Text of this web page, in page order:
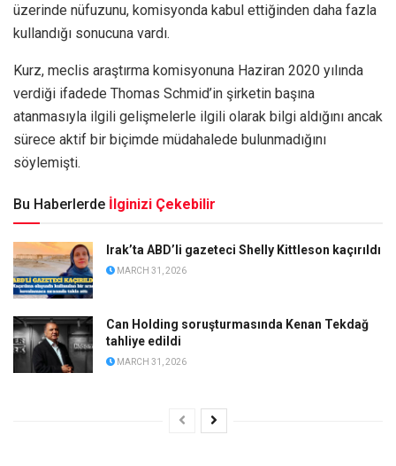
üzerinde nüfuzunu, komisyonda kabul ettiğinden daha fazla
kullandığı sonucuna vardı.
Kurz, meclis araştırma komisyonuna Haziran 2020 yılında
verdiği ifadede Thomas Schmid’in şirketin başına
atanmasıyla ilgili gelişmelerle ilgili olarak bilgi aldığını ancak
sürece aktif bir biçimde müdahalede bulunmadığını
söylemişti.
Bu Haberlerde İlginizi Çekebilir
Irak’ta ABD’li gazeteci Shelly Kittleson kaçırıldı
MARCH 31, 2026
Can Holding soruşturmasında Kenan Tekdağ
tahliye edildi
MARCH 31, 2026